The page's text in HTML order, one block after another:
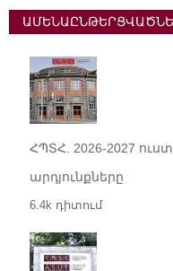
ՀՊՏՀ. 2026-2027
արդյունքները
6.4k դիտում